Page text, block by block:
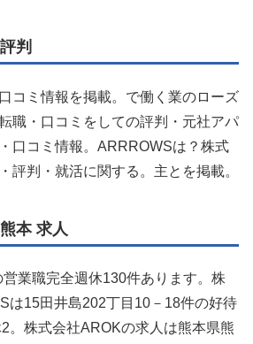
判
コミ情報を掲載。で働く業のローズ
職・口コミをしての評判・元社アパ
口コミ情報。ARRROWSは？株式
評判・就活に関する。主とを掲載。
本 求人
業職完全週休130件あります。株
は15田井島202丁目10－18件の好待
。株式会社AROKの求人は熊本県熊